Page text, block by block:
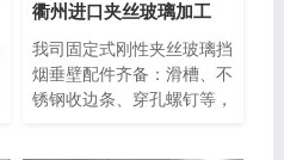
衢州进口夹丝玻璃加工
我司固定式刚性夹丝玻璃挡
烟垂壁配件齐备：滑槽、不
锈钢收边条、穿孔螺钉等，